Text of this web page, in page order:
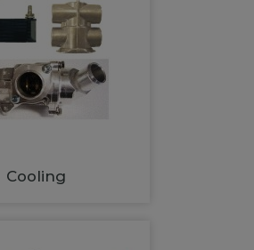
Cooling